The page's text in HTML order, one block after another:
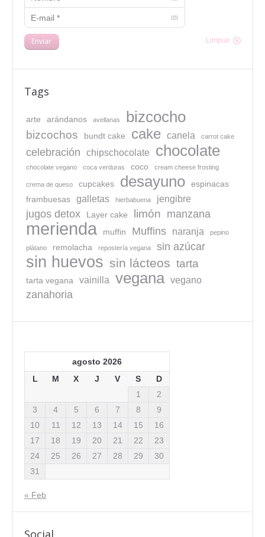
E-mail *
Enviar Limpiar
Tags
arte arándanos avellanas bizcocho
bizcochos bundt cake cake canela carrot cake
celebración chipschocolate chocolate
chocolate vegano coca verduras coco cream cheese frosting
crema de queso cupcakes desayuno
espinacas
frambuesas
galletas hierbabuena jengibre
jugos detox Layer cake limón manzana
merienda muffin Muffins naranja pepino
plátano remolacha repostería vegana sin azúcar
sin huevos sin lácteos tarta
tarta vegana vainilla vegana vegano
zanahoria
agosto 2026
L
M X J V S
D
1
2
3
4 5 6 7 8
9
10
11 12 13 14 15
16
17
18 19 20 21 22
23
24
25 26 27 28 29
30
31
« Feb
Social